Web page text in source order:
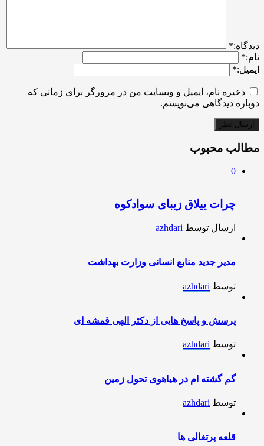
ديدگاه:*
نام:*
ایمیل:*
ذخیره نام، ایمیل و وبسایت من در مرورگر برای زمانی که
دوباره دیدگاهی می‌نویسم.
مطالب محبوب
0
چرات ییلاق زیبای سوادکوه
ارسال توسط azhdari
مدیر جدید منابع انسانی وزارت بهداشت
توسط azhdari
پرسش و پاسخ هایی از دکتر الهی قمشه ای
توسط azhdari
گم گشته ام در هیاهوی تحول زمین
توسط azhdari
قلعه پرتغالی ها